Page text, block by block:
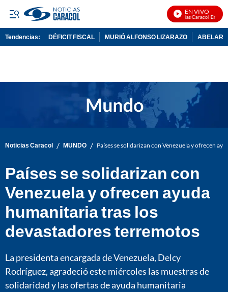
EN VIVO
Noticias Caracol En Vivo
Tendencias: DÉFICIT FISCAL MURIÓ ALFONSO LIZARAZO
Noticias Caracol / MUNDO / Países se solidarizan con Venezuela y ofrecen
Países se solidarizan con
Venezuela y ofrecen ayuda
humanitaria tras los
devastadores terremotos
La presidenta encargada de Venezuela, Delcy
Rodríguez, agradeció este miércoles las muestras de
solidaridad y las ofertas de ayuda humanitaria